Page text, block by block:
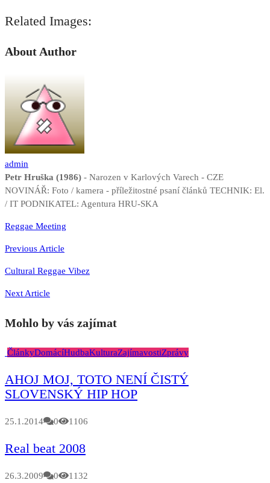
Related Images:
About Author
admin
Petr Hruška (1986) - Narozen v Karlových Varech - CZE
NOVINÁŘ: Foto / kamera - příležitostné psaní článků TECHNIK: El.
/ IT PODNIKATEL: Agentura HRU-SKA
Navigace
pro
Reggae Meeting
Previous Article
Cultural Reggae Vibez
Next Article
Mohlo by vás zajímat
ČlánkyDomácíHudbaKulturaZajímavostiZprávy
AHOJ MOJ, TOTO NENÍ ČISTÝ
SLOVENSKÝ HIP HOP
25.1.2014 0 1106
Real beat 2008
26.3.2009 0
1132